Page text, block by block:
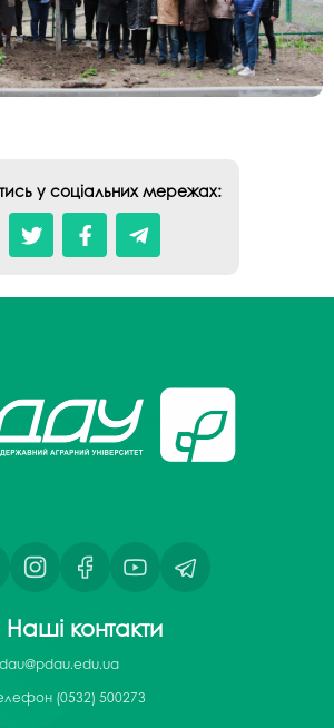
у соціальних мережах:
Наші контакти
(0532) 500273